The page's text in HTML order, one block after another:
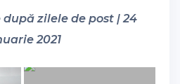
zilele de post | 24
2021